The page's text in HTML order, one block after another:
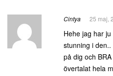
Cintya 25 maj,
Hehe jag har
stunning i
på dig och
övertalat hela